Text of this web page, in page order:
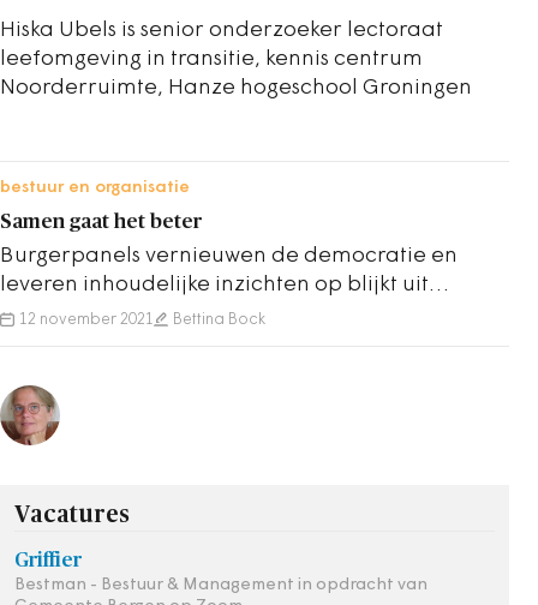
Hiska Ubels is senior onderzoeker lectoraat
leefomgeving in transitie, kennis centrum
Noorderruimte, Hanze hogeschool Groningen
bestuur en organisatie
Samen gaat het beter
Burgerpanels vernieuwen de democratie en
leveren inhoudelijke inzichten op blijkt uit
onderzoek bij het project Toukomst in Groningen.
12 november 2021 Bettina Bock
Vacatures
Griffier
Bestman - Bestuur & Management in opdracht van